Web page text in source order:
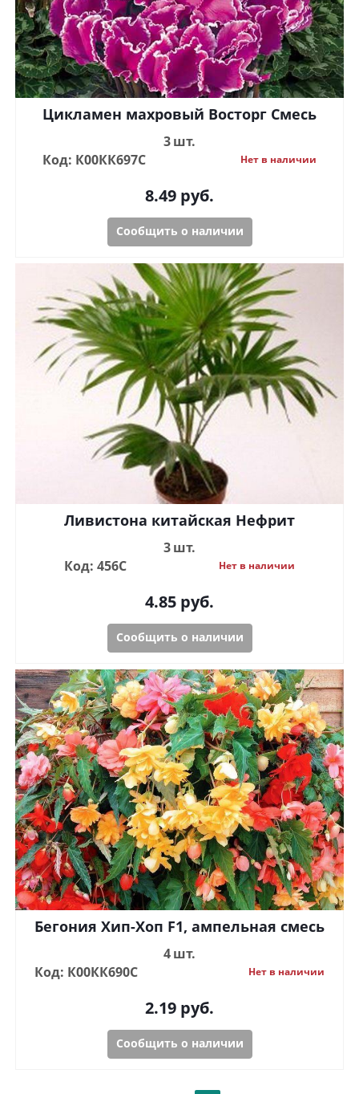
Цикламен махровый Восторг Смесь
3 шт.
Код: К00КК697С
Нет в наличии
8.49 руб.
Сообщить о наличии
Ливистона китайская Нефрит
3 шт.
Код: 456С
Нет в наличии
4.85 руб.
Сообщить о наличии
Бегония Хип-Хоп F1, ампельная смесь
4 шт.
Код: К00КК690С
Нет в наличии
2.19 руб.
Сообщить о наличии